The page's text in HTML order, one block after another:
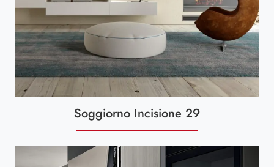
Soggiorno Incisione 29